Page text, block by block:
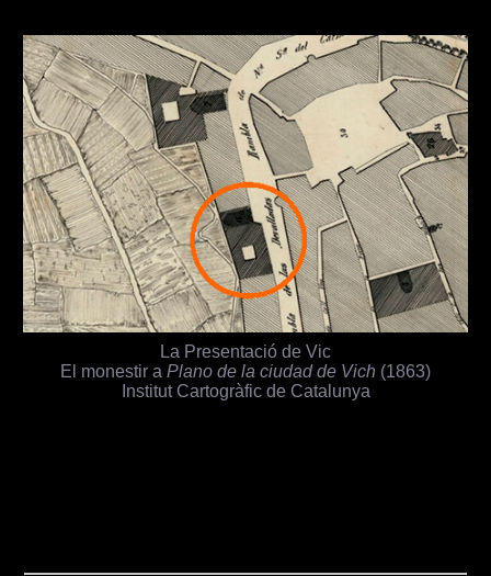
La Presentació de Vic
El monestir a Plano de la ciudad de Vich (1863)
Institut Cartogràfic de Catalunya